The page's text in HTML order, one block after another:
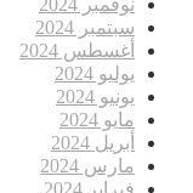
سبتمبر 2024
أغسطس 2024
يوليو 2024
يونيو 2024
مايو 2024
أبريل 2024
مارس 2024
فبراير 2024